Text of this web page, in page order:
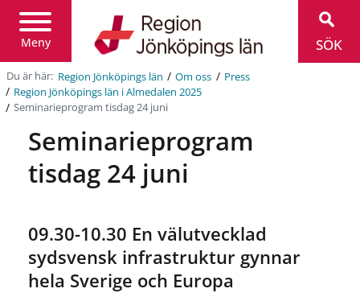
Meny
Jönköpings
län
SÖK
Du är här: Region Jönköpings län / Om oss / Press
/ Region Jönköpings län i Almedalen 2025
/ Seminarieprogram tisdag 24 juni
Seminarieprogram
tisdag 24 juni
09.30-10.30 En välutvecklad
sydsvensk infrastruktur gynnar
hela Sverige och Europa